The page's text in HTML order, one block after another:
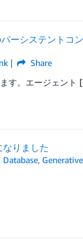
ーシステントコ
Share
ます。エージェン
りました
, Database,